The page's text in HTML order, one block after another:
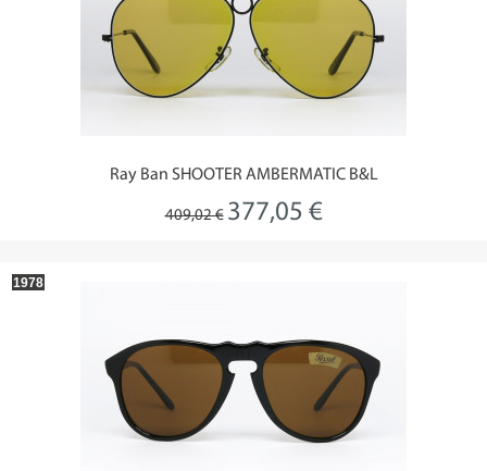
Ray Ban SHOOTER AMBERMATIC B&L
409,02 € 377,05 €
1978